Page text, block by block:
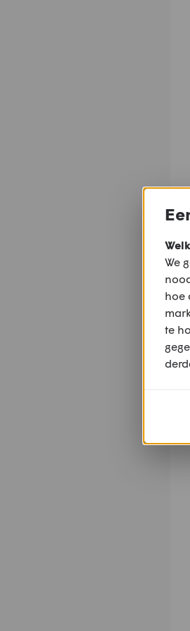
We
hoe
te